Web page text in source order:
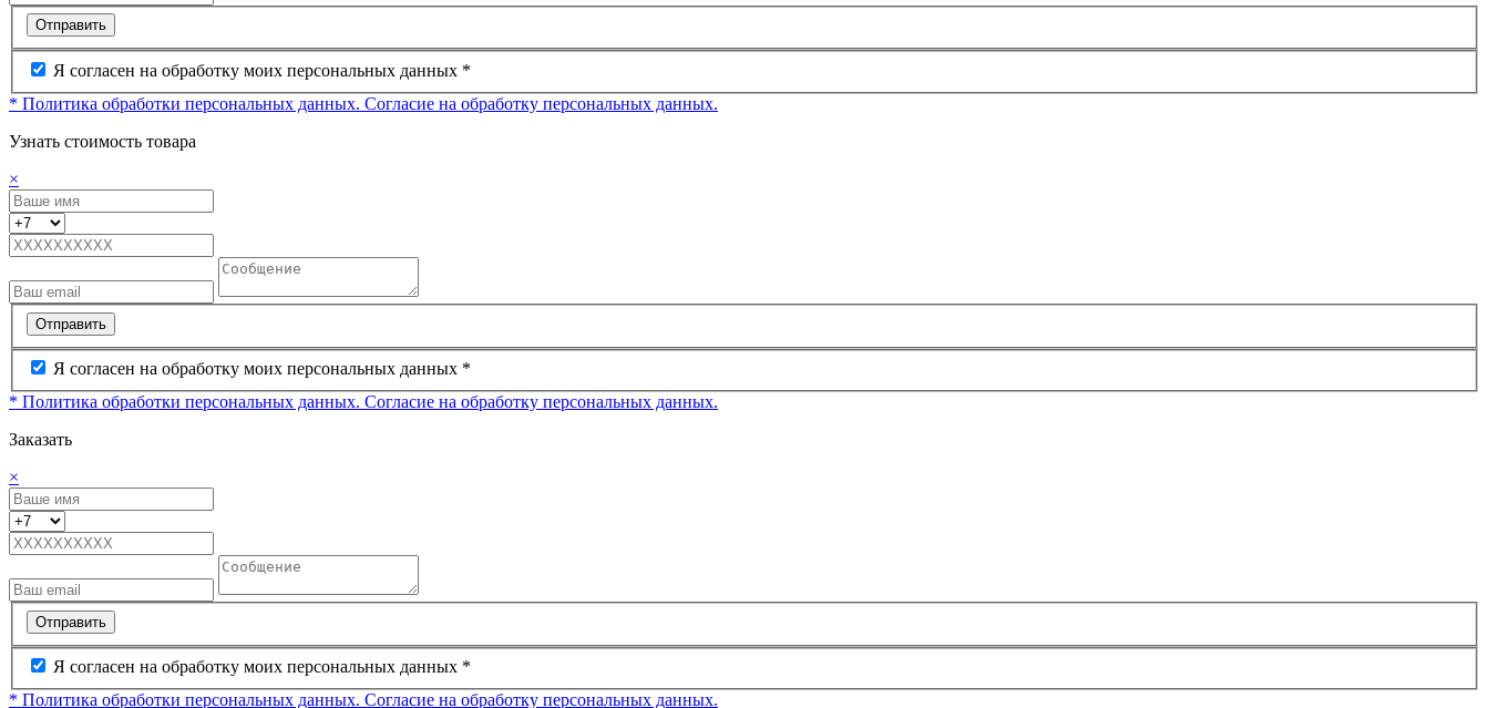
Отправить
Я согласен на обработку моих персональных данных *
* Политика обработки персональных данных. Согласие на обработку персональных данных.
Узнать стоимость товара
×
Отправить
Я согласен на обработку моих персональных данных *
* Политика обработки персональных данных. Согласие на обработку персональных данных.
Заказать
×
Отправить
Я согласен на обработку моих персональных данных *
* Политика обработки персональных данных. Согласие на обработку персональных данных.